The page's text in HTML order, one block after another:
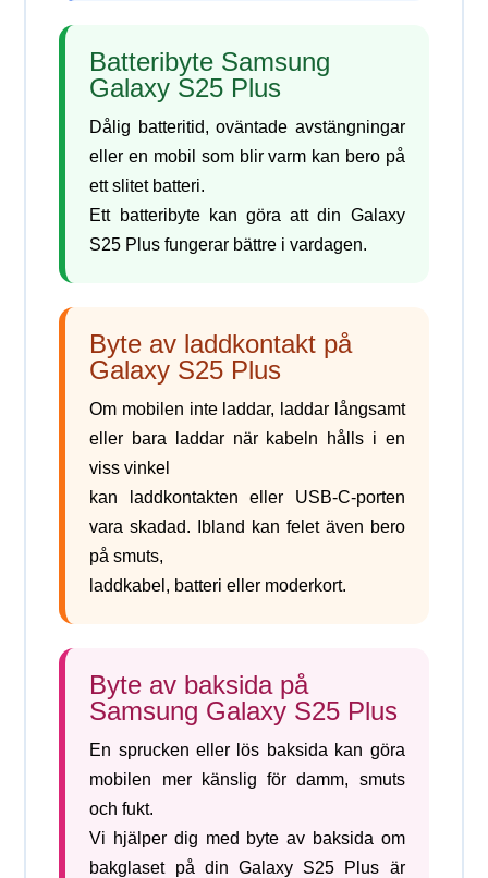
Batteribyte Samsung
Galaxy S25 Plus
Dålig batteritid, oväntade avstängningar
eller en mobil som blir varm kan bero på
ett slitet batteri.
Ett batteribyte kan göra att din Galaxy
S25 Plus fungerar bättre i vardagen.
Byte av laddkontakt på
Galaxy S25 Plus
Om mobilen inte laddar, laddar långsamt
eller bara laddar när kabeln hålls i en
viss vinkel
kan laddkontakten eller USB-C-porten
vara skadad. Ibland kan felet även bero
på smuts,
laddkabel, batteri eller moderkort.
Byte av baksida på
Samsung Galaxy S25 Plus
En sprucken eller lös baksida kan göra
mobilen mer känslig för damm, smuts
och fukt.
Vi hjälper dig med byte av baksida om
bakglaset på din Galaxy S25 Plus är